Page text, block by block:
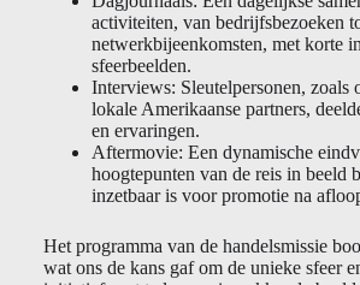
activiteiten, van bedrijfsbezoeken
netwerkbijeenkomsten, met korte
sfeerbeelden.
Interviews: Sleutelpersonen, zoals
lokale Amerikaanse partners,
en ervaringen.
Aftermovie: Een dynamische
hoogtepunten van de reis in beeld
inzetbaar is voor promotie na
Het programma van de handelsmissie
wat ons de kans gaf om de unieke sfeer